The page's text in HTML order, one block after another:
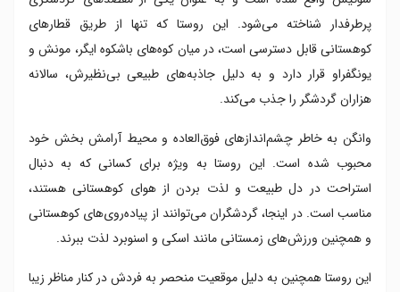
پرطرفدار شناخته می‌شود. این روستا که تنها از طریق قطارهای
کوهستانی قابل دسترسی است، در میان کوه‌های باشکوه ایگر، مونش و
یونگفراو قرار دارد و به دلیل جاذبه‌های طبیعی بی‌نظیرش، سالانه
هزاران گردشگر را جذب می‌کند.
وانگن به‌ خاطر چشم‌اندازهای فوق‌العاده و محیط آرامش ‌بخش خود
محبوب شده است. این روستا به‌ ویژه برای کسانی که به دنبال
استراحت در دل طبیعت و لذت بردن از هوای کوهستانی هستند،
مناسب است. در اینجا، گردشگران می‌توانند از پیاده‌روی‌های کوهستانی
و همچنین ورزش‌های زمستانی مانند اسکی و اسنوبرد لذت ببرند.
این روستا همچنین به دلیل موقعیت منحصر به ‌فردش در کنار مناظر زیبا